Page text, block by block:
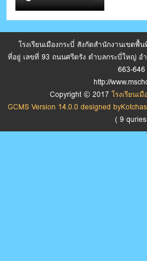
โรงเรียนเมืองกระบี่ สังกัดสำนักงานเขต
ที่อยู่ เลขที่ 93 ถนนศรีตรัง ตำบลกระบี่ใหญ่ อ
663-646
http://
Copyright © 2017 โรงเรียนเ
GCMS Version 14.0.0 designed by
( 9